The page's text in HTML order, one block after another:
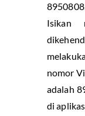
Isikan
nomor
adalah
di